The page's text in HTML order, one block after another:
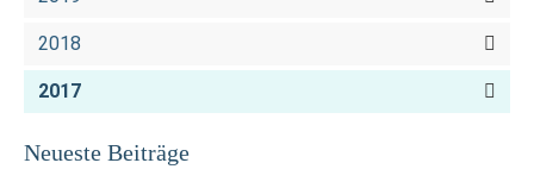
2018
2017
Neueste Beiträge